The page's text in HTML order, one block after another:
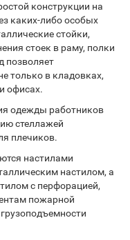
конструкции на
каких-либо особых
стойки,
стоек в раму, полки
позволяет
только в кладовках,
офисах.
одежды работников
стеллажей
плечиков.
настилами
настилом, а
с перфорацией,
пожарной